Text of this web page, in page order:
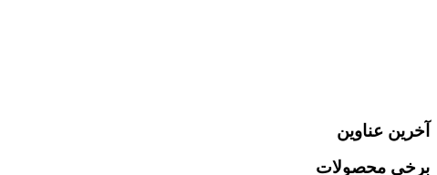
آخرین عناوین
برخی محصولات